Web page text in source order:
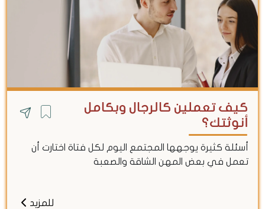
كيف تعملين كالرجال وبكامل
أنوثتك؟
أسئلة كثيرة يوجهها المجتمع اليوم لكل فتاة اختارت أن
تعمل في بعض المهن الشاقة والصعبة
للمزيد